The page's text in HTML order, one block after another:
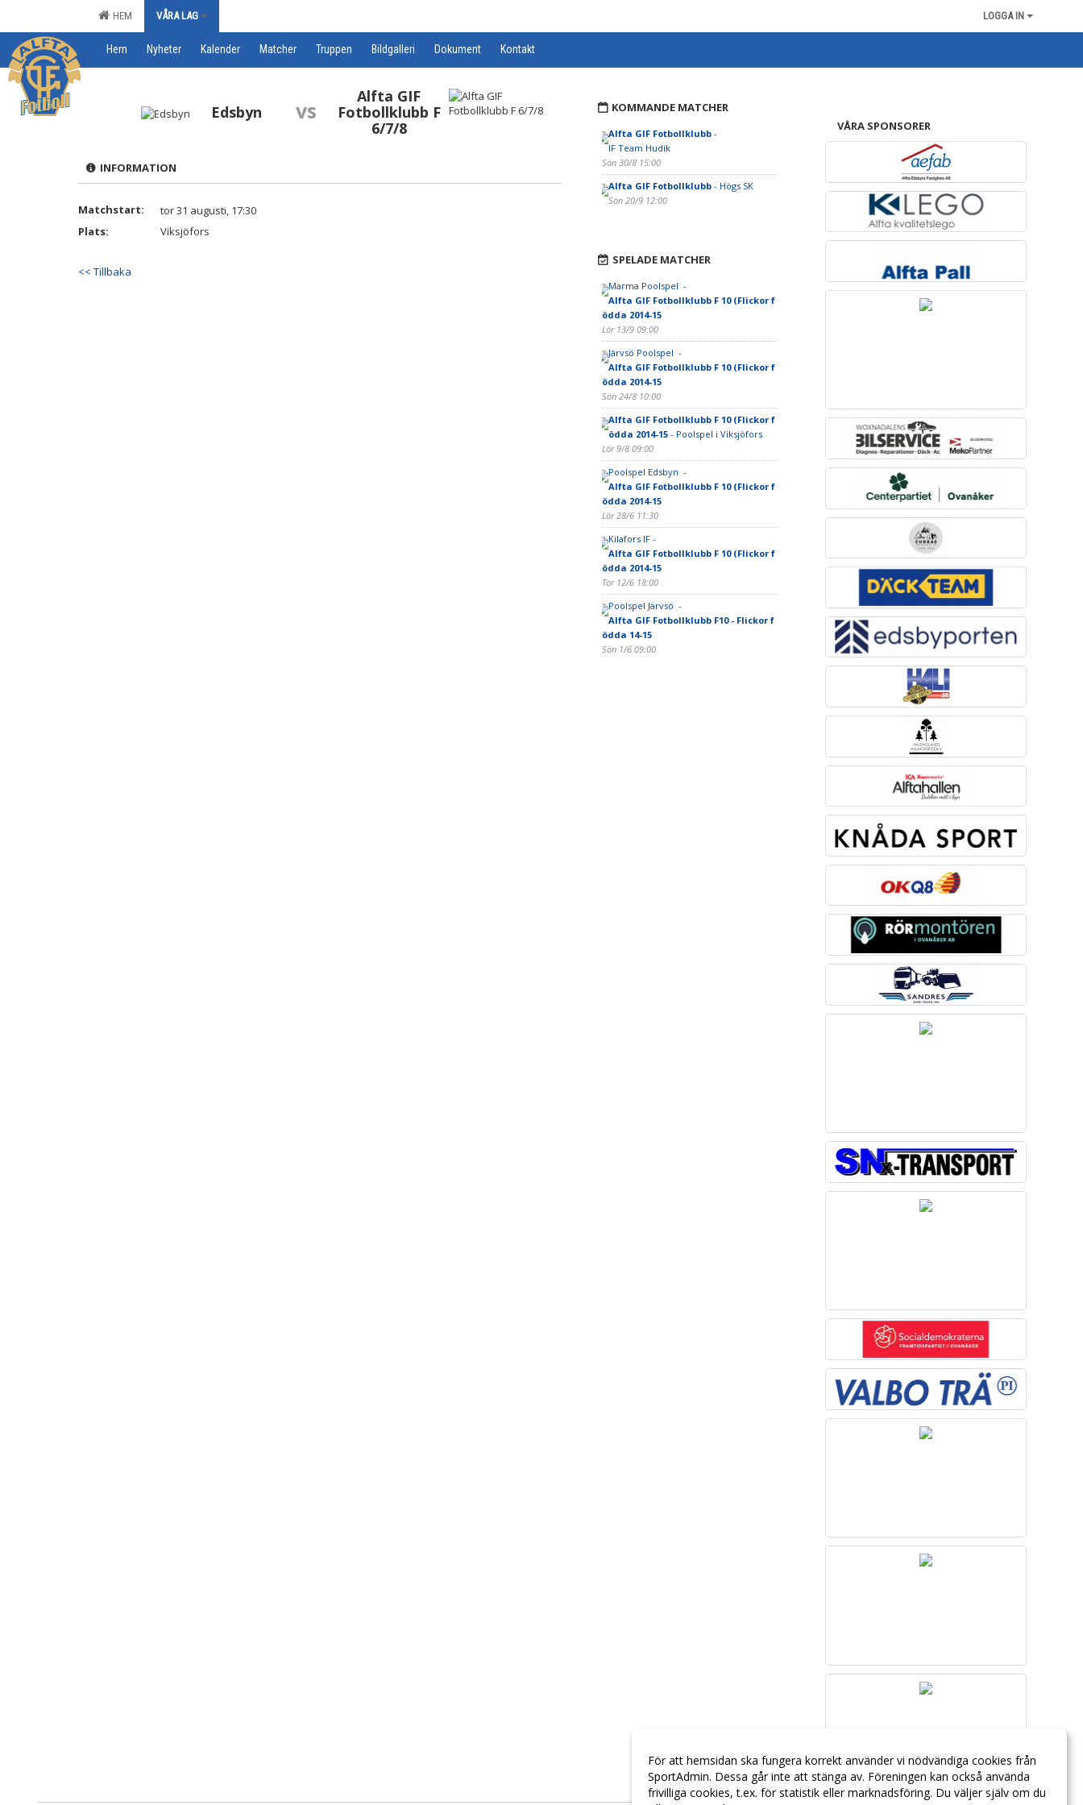
HEM VÅRA LAG LOGGA IN
Hem Nyheter Kalender Matcher Truppen Bildgalleri Dokument Kontakt
Edsbyn vs
Alfta GIF
Fotbollklubb F
6/7/8
INFORMATION
Matchstart:
tor 31 augusti, 17:30
Plats:
Viksjöfors
<< Tillbaka
KOMMANDE MATCHER
Alfta GIF Fotbollklubb-
IF Team Hudik
Sön 30/8 15:00
Alfta GIF Fotbollklubb- Högs SK
Sön 20/9 12:00
SPELADE MATCHER
Marma Poolspel -
Alfta GIF Fotbollklubb F 10 (Flickor f
ödda 2014-15
Lör 13/9 09:00
Järvsö Poolspel -
Alfta GIF Fotbollklubb F 10 (Flickor f
ödda 2014-15
Sön 24/8 10:00
Alfta GIF Fotbollklubb F 10 (Flickor f
ödda 2014-15- Poolspel i Viksjöfors
Lör 9/8 09:00
Poolspel Edsbyn -
Alfta GIF Fotbollklubb F 10 (Flickor f
ödda 2014-15
Lör 28/6 11:30
Kilafors IF -
Alfta GIF Fotbollklubb F 10 (Flickor f
ödda 2014-15
Tor 12/6 18:00
Poolspel Järvsö -
Alfta GIF Fotbollklubb F10 - Flickor f
ödda 14-15
Sön 1/6 09:00
VÅRA SPONSORER
För att hemsidan ska fungera korrekt använder vi nödvändiga cookies från
SportAdmin. Dessa går inte att stänga av. Föreningen kan också använda
frivilliga cookies, t.ex. för statistik eller marknadsföring. Du väljer själv om du